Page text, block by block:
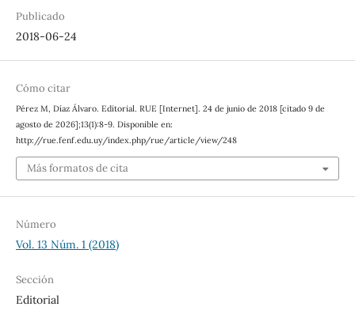
Publicado
2018-06-24
Cómo citar
Pérez M, Díaz Álvaro. Editorial. RUE [Internet]. 24 de junio de 2018 [citado 9 de
agosto de 2026];13(1):8-9. Disponible en:
http://rue.fenf.edu.uy/index.php/rue/article/view/248
Más formatos de cita
Número
Vol. 13 Núm. 1 (2018)
Sección
Editorial